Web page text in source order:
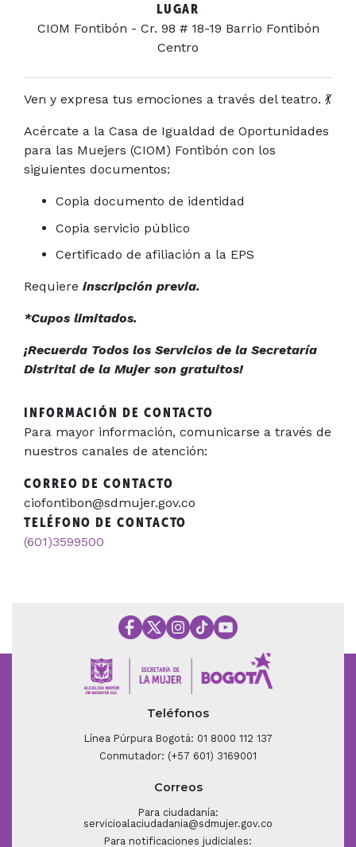
LUGAR
CIOM Fontibón - Cr. 98 # 18-19 Barrio Fontibón
Centro
Ven y expresa tus emociones a través del teatro. 💃
Acércate a la Casa de Igualdad de Oportunidades
para las Muejers (CIOM) Fontibón con los
siguientes documentos:
Copia documento de identidad
Copia servicio público
Certificado de afiliación a la EPS
Requiere inscripción previa.
*Cupos limitados.
¡Recuerda Todos los Servicios de la Secretaría
Distrital de la Mujer son gratuitos!
INFORMACIÓN DE CONTACTO
Para mayor información, comunicarse a través de
nuestros canales de atención:
CORREO DE CONTACTO
ciofontibon@sdmujer.gov.co
TELÉFONO DE CONTACTO
(601)3599500
Teléfonos
Línea Púrpura Bogotá: 01 8000 112 137
Conmutador: (+57 601) 3169001
Correos
Para ciudadanía:
servicioalaciudadania@sdmujer.gov.co
Para notificaciones judiciales: